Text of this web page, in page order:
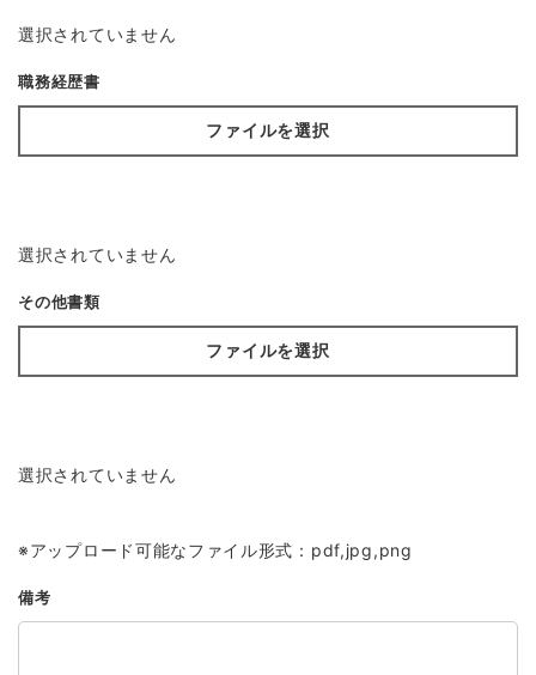
選択されていません
職務経歴書
ファイルを選択
選択されていません
その他書類
ファイルを選択
選択されていません
※アップロード可能なファイル形式：pdf,jpg,png
備考